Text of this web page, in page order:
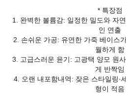
* 특장점
1. 완벽한 볼륨감: 일정한 밀도와 자
인 연출
2. 손쉬운 가공: 유연한 가죽 베이스
월하게 함
3. 고급스러운 윤기: 고광택 양모 원
게 반짝임
4. 오랜 내포함내역: 잦은 스타일링·
형이 적음